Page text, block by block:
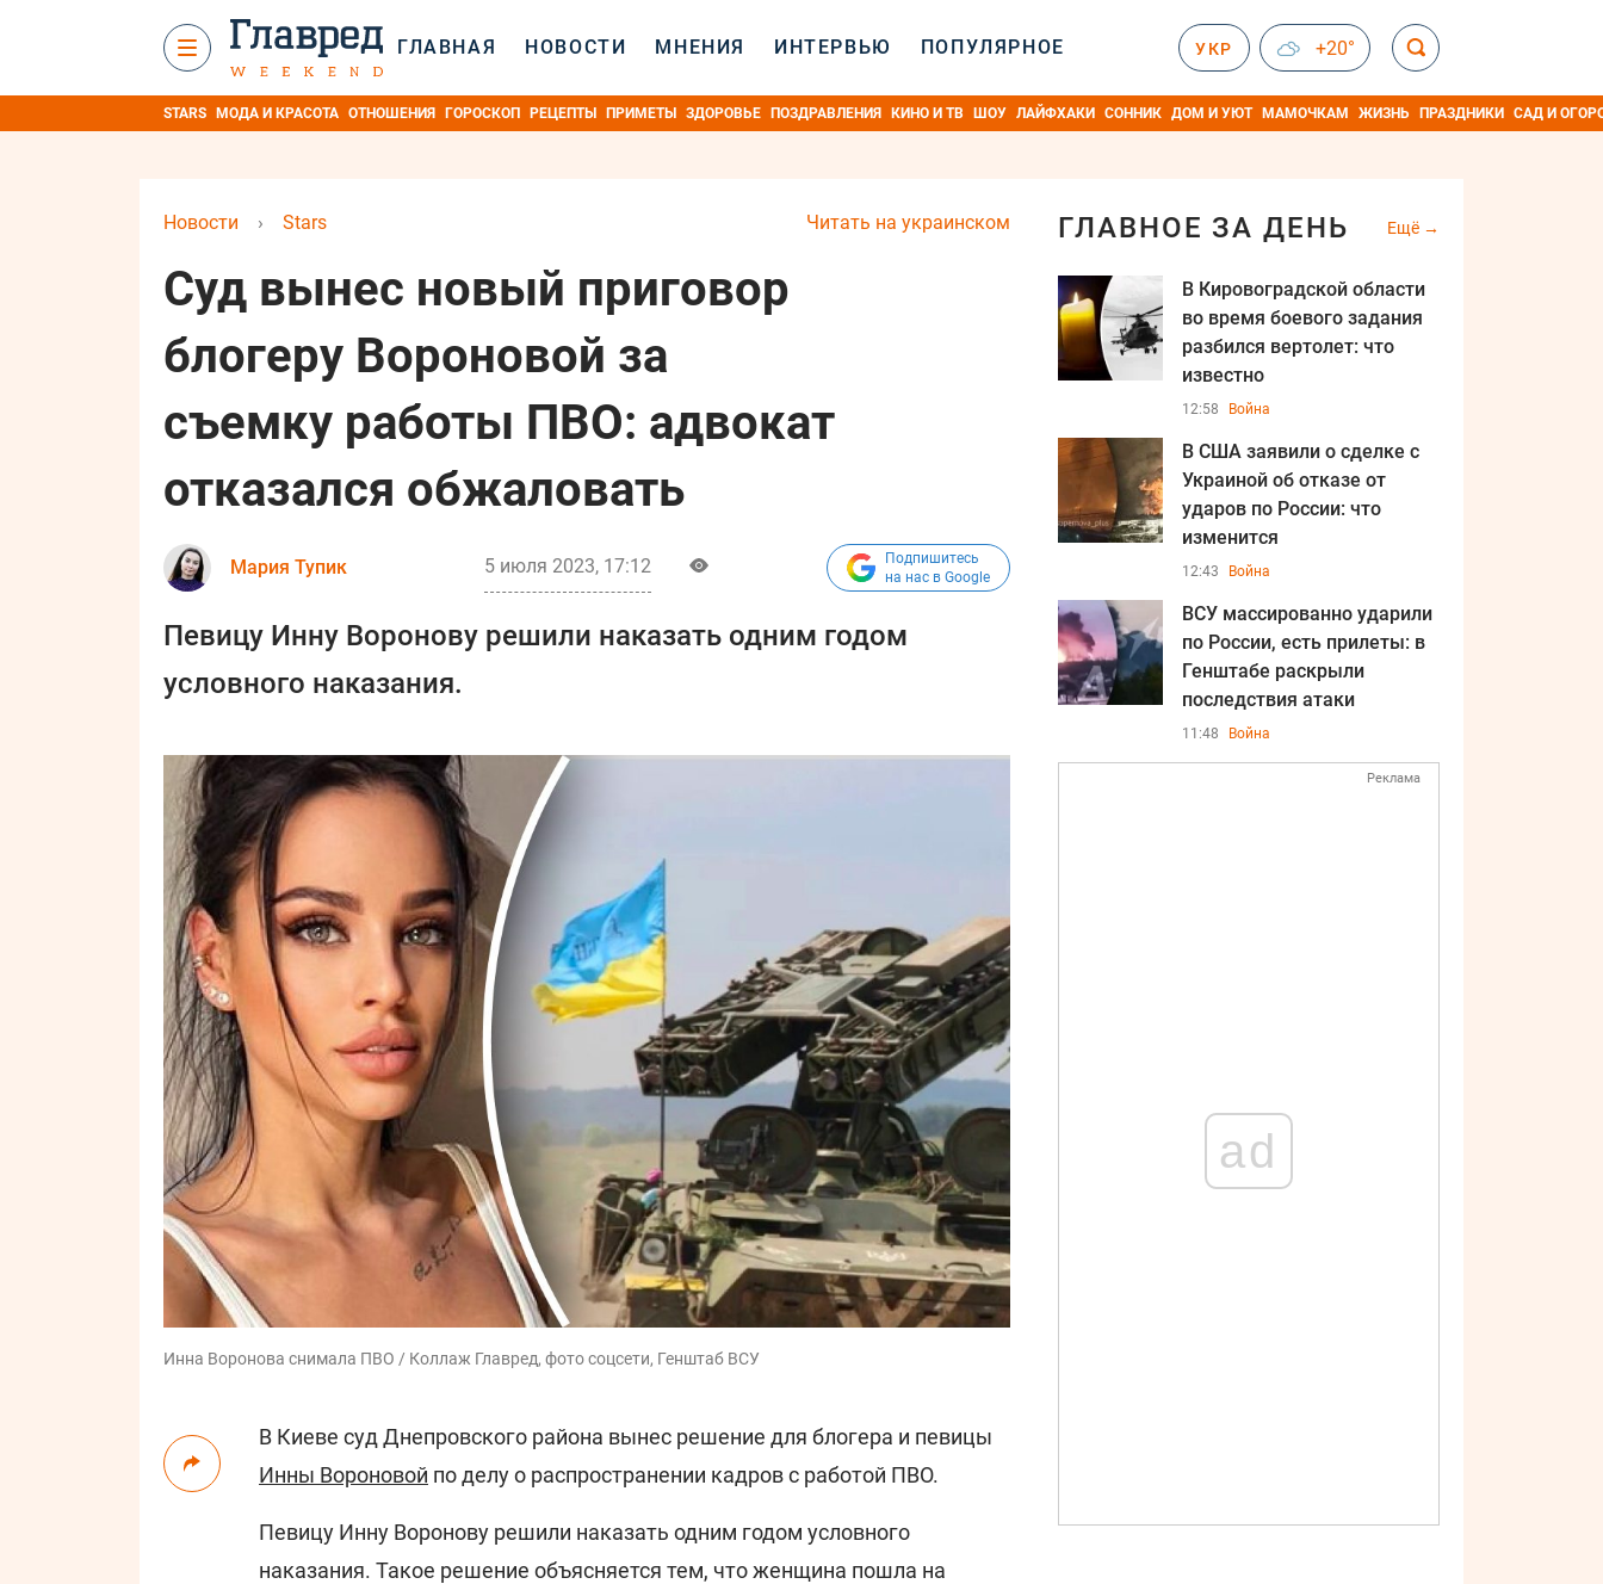
ГЛАВНАЯ НОВОСТИ МНЕНИЯ ИНТЕРВЬЮ ПОПУЛЯРНОЕ УКР +20°
STARS МОДА И КРАСОТА ОТНОШЕНИЯ ГОРОСКОП РЕЦЕПТЫ ПРИМЕТЫ ЗДОРОВЬЕ ПОЗДРАВЛЕНИЯ КИНО И ТВ ШОУ ЛАЙФХАКИ СОННИК ДОМ И УЮТ МАМОЧКАМ ЖИЗНЬ ПРАЗДНИКИ САД И
Читать на украинском
Новости › Stars
Суд вынес новый приговор
блогеру Вороновой за
съемку работы ПВО: адвокат
отказался обжаловать
Мария Тупик 5 июля 2023, 17:12
Подпишитесь
на нас в Google
Певицу Инну Воронову решили наказать одним годом
условного наказания.
Инна Воронова снимала ПВО / Коллаж Главред, фото соцсети, Генштаб ВСУ
В Киеве суд Днепровского района вынес решение для блогера и певицы
Инны Вороновой по делу о распространении кадров с работой ПВО.
Певицу Инну Воронову решили наказать одним годом условного
наказания. Такое решение объясняется тем, что женщина пошла на
ГЛАВНОЕ ЗА ДЕНЬ Ещё
В Кировоградской области
во время боевого задания
разбился вертолет: что
известно
12:58 Война
В США заявили о сделке с
Украиной об отказе от
ударов по России: что
изменится
12:43 Война
ВСУ массированно ударили
по России, есть прилеты: в
Генштабе раскрыли
последствия атаки
11:48 Война
Реклама
ad